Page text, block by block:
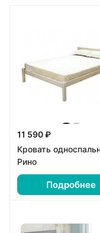
11 590 ₽
Кровать
Рино
Подробнее